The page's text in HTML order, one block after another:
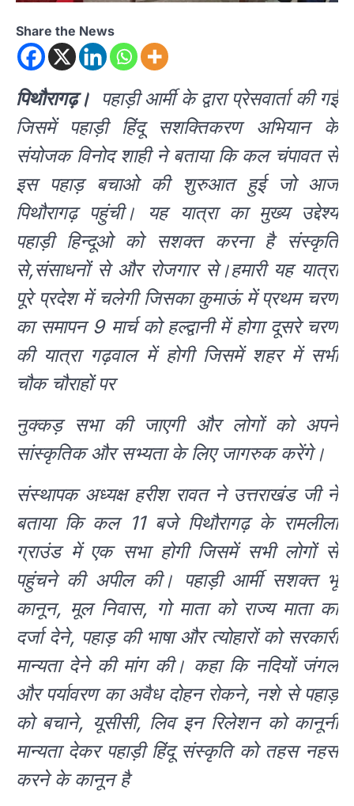
Share the News
पिथौरागढ़। पहाड़ी आर्मी के द्वारा प्रेसवार्ता की गई
जिसमें पहाड़ी हिंदू सशक्तिकरण अभियान के
संयोजक विनोद शाही ने बताया कि कल चंपावत से
इस पहाड़ बचाओ की शुरुआत हुई जो आज
पिथौरागढ़ पहुंची। यह यात्रा का मुख्य उद्देश्य
पहाड़ी हिन्दूओ को सशक्त करना है संस्कृति
से,संसाधनों से और रोजगार से।हमारी यह यात्रा
पूरे प्रदेश में चलेगी जिसका कुमाऊं में प्रथम चरण
का समापन 9 मार्च को हल्द्वानी में होगा दूसरे चरण
की यात्रा गढ़वाल में होगी जिसमें शहर में सभी
चौक चौराहों पर
नुक्कड़ सभा की जाएगी और लोगों को अपने
सांस्कृतिक और सभ्यता के लिए जागरुक करेंगे।
संस्थापक अध्यक्ष हरीश रावत ने उत्तराखंड जी ने
बताया कि कल 11 बजे पिथौरागढ़ के रामलीला
ग्राउंड में एक सभा होगी जिसमें सभी लोगों से
पहुंचने की अपील की। पहाड़ी आर्मी सशक्त भू
कानून, मूल निवास, गो माता को राज्य माता का
दर्जा देने, पहाड़ की भाषा और त्योहारों को सरकारी
मान्यता देने की मांग की। कहा कि नदियों जंगल
और पर्यावरण का अवैध दोहन रोकने, नशे से पहाड़
को बचाने, यूसीसी, लिव इन रिलेशन को कानूनी
मान्यता देकर पहाड़ी हिंदू संस्कृति को तहस नहस
करने के कानून है